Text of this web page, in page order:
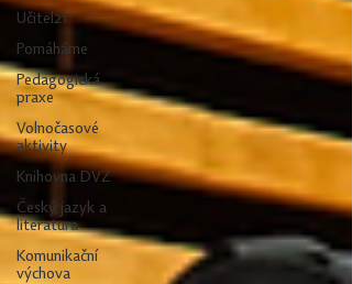
Učitel21
Pomáháme
Pedagogická
praxe
Volnočasové
aktivity
Knihovna DVZ
Český jazyk a
literatura
Komunikační
výchova